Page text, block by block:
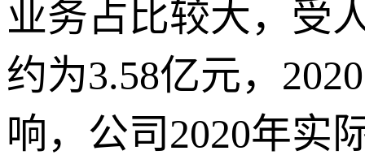
业务占比较大，受
约为3.58亿元，
响，公司2020年实